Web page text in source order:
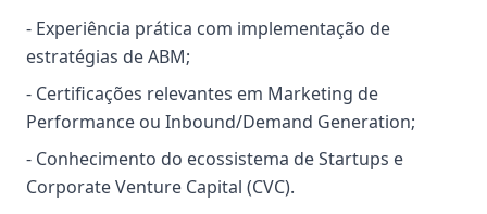
- Experiência prática com implementação de
estratégias de ABM;
- Certificações relevantes em Marketing de
Performance ou Inbound/Demand Generation;
- Conhecimento do ecossistema de Startups e
Corporate Venture Capital (CVC).